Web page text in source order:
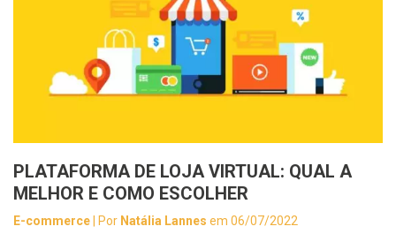
PLATAFORMA DE LOJA VIRTUAL: QUAL A
MELHOR E COMO ESCOLHER
E-commerce | Por Natália Lannes em 06/07/2022